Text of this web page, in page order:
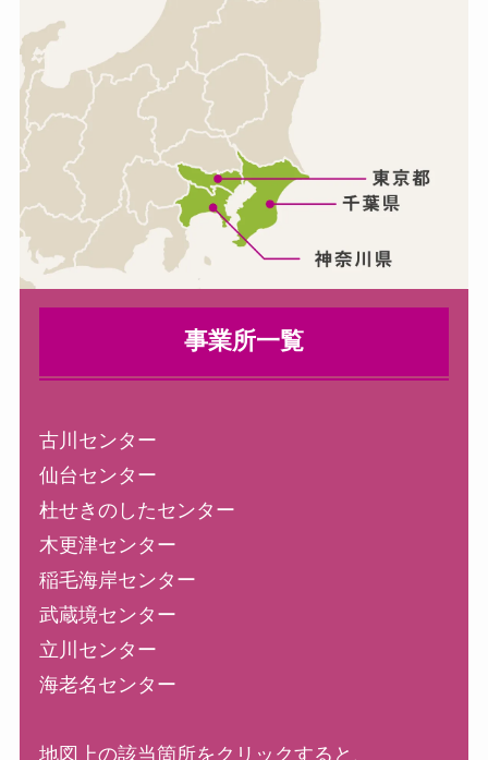
事業所一覧
古川センター
仙台センター
杜せきのしたセンター
木更津センター
稲毛海岸センター
武蔵境センター
立川センター
海老名センター
地図上の該当箇所をクリックすると、